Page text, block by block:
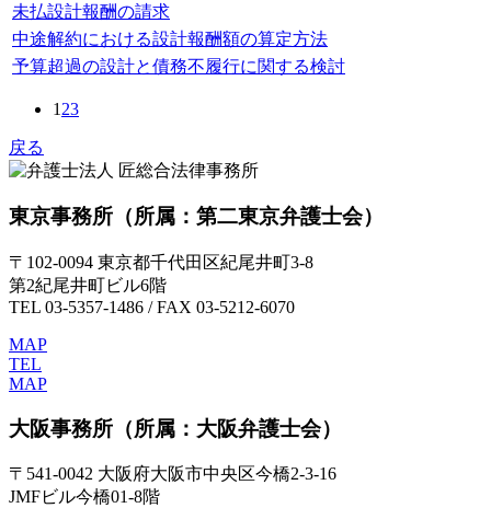
未払設計報酬の請求
中途解約における設計報酬額の算定方法
予算超過の設計と債務不履行に関する検討
1 23
戻る
東京事務所 （所属：第二東京弁護士会）
〒102-0094 東京都千代田区紀尾井町3-8
第2紀尾井町ビル6階
TEL 03-5357-1486 / FAX 03-5212-6070
MAP
TEL
MAP
大阪事務所 （所属：大阪弁護士会）
〒541-0042 大阪府大阪市中央区今橋2-3-16
JMFビル今橋01-8階